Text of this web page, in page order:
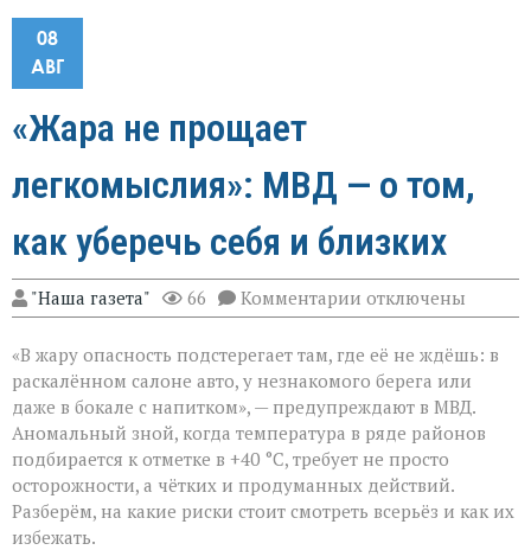
08
АВГ
«Жара не прощает
легкомыслия»: МВД — о том,
как уберечь себя и близких
"Наша газета" 66 Комментарии к
записи
не
прощает
легкомыслия»:
МВД — о
том,
как
уберечь
себя
и
отключены
«В жару опасность подстерегает там, где её не ждёшь: в
раскалённом салоне авто, у незнакомого берега или
даже в бокале с напитком», — предупреждают в МВД.
Аномальный зной, когда температура в ряде районов
подбирается к отметке в +40 °C, требует не просто
осторожности, а чётких и продуманных действий.
Разберём, на какие риски стоит смотреть всерьёз и как их
избежать.